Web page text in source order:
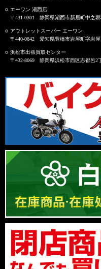
エーワン 湖西店
〒431-0301 静岡県湖西市新居町中之郷
アウトレットスーパー エーワン
〒440-0842 愛知県豊橋市岩屋町字岩屋
浜松市出張買取センター
〒432-8069 静岡県浜松市西区志都呂2